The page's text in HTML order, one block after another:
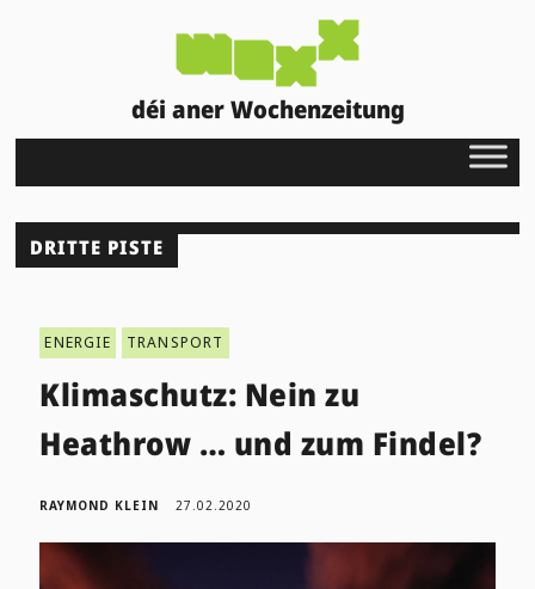
déi aner Wochenzeitung
DRITTE PISTE
ENERGIE TRANSPORT
Klimaschutz: Nein zu
Heathrow … und zum Findel?
RAYMOND KLEIN 27.02.2020